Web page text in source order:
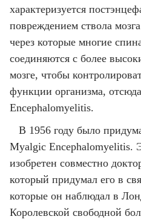
характеризуется
повреждением ствола
через которые многие
соединяются с более
мозге, чтобы
функции организма,
Encephalomyelitis.
В 1956 году было
Myalgic Encephalomyelitis.
изобретен совместно
который придумал его в
которые он наблюдал в
Королевской свободной